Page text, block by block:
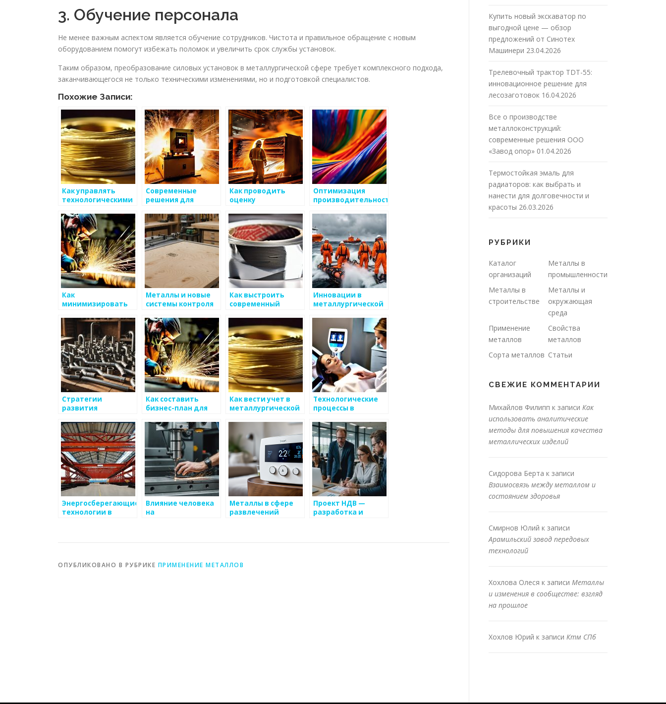
3. Обучение персонала
Не менее важным аспектом является обучение сотрудников. Чистота и правильное обращение с новым
оборудованием помогут избежать поломок и увеличить срок службы установок.
Таким образом, преобразование силовых установок в металлургической сфере требует комплексного подхода,
заканчивающегося не только техническими изменениями, но и подготовкой специалистов.
Похожие Записи:
Как управлять
технологическими
металлургии
Современные
решения для
металлургических
предприятий
Как проводить
оценку
рабочих на
производстве
Оптимизация
производительности
Как
минимизировать
мелкосерийное
производство
Металлы и новые
системы контроля
производства
Как выстроить
современный
Инновации в
металлургической
Стратегии
развития
конструкторского
бюро
Как составить
бизнес-план для
компании
Как вести учет в
металлургической
Технологические
процессы в
лаборатории
Энергосберегающие
технологии в
Влияние человека
на
Металлы в сфере
развлечений
Проект НДВ —
разработка и
ОПУБЛИКОВАНО В РУБРИКЕ ПРИМЕНЕНИЕ МЕТАЛЛОВ
Купить новый экскаватор по
выгодной цене — обзор
предложений от Синотех
Машинери 23.04.2026
Трелевочный трактор TDT-55:
инновационное решение для
лесозаготовок 16.04.2026
Все о производстве
металлоконструкций:
современные решения ООО
«Завод опор» 01.04.2026
Термостойкая эмаль для
радиаторов: как выбрать и
нанести для долговечности и
красоты 26.03.2026
РУБРИКИ
Каталог
организаций
Металлы в
промышленности
Металлы в
строительстве
Металлы и
окружающая
среда
Применение
металлов
Свойства
металлов
Сорта металлов Статьи
СВЕЖИЕ КОММЕНТАРИИ
Михайлов Филипп к записи Как
использовать аналитические
методы для повышения качества
металлических изделий
Сидорова Берта к записи
Взаимосвязь между металлом и
состоянием здоровья
Смирнов Юлий к записи
Арамильский завод передовых
технологий
Хохлова Олеся к записи Металлы
и изменения в сообществе: взгляд
на прошлое
Хохлов Юрий к записи Ктм СПб